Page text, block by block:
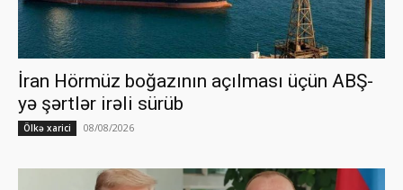
İran Hörmüz boğazının açılması üçün ABŞ-
yə şərtlər irəli sürüb
Ölkə xarici 08/08/2026